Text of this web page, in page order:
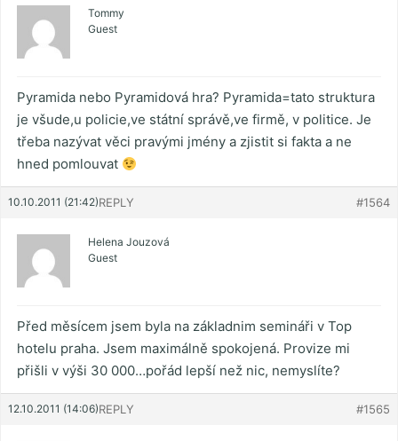
Tommy
Guest
Pyramida nebo Pyramidová hra? Pyramida=tato struktura
je všude,u policie,ve státní správě,ve firmě, v politice. Je
třeba nazývat věci pravými jmény a zjistit si fakta a ne
hned pomlouvat
10.10.2011 (21:42) #1564
REPLY
Helena Jouzová
Guest
Před měsícem jsem byla na základnim semináři v Top
hotelu praha. Jsem maximálně spokojená. Provize mi
přišli v výši 30 000…pořád lepší než nic, nemyslíte?
12.10.2011 (14:06) #1565
REPLY